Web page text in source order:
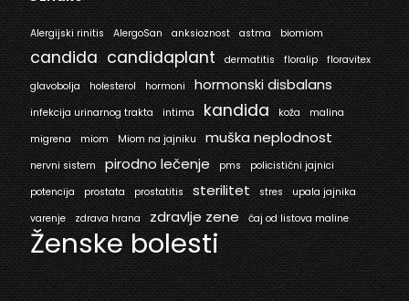
Alergijski rinitis AlergoSan anksioznost astma biomiom
candida candidaplant dermatitis floralip
floravitex
glavobolja
holesterol hormoni hormonski disbalans
infekcija urinarnog trakta intima kandida koža
malina
migrena
miom Miom na jajniku muška neplodnost
nervni sistem pirodno lečenje pms
policistični jajnici
potencija
prostata prostatitis sterilitet stres
upala jajnika
varenje
zdrava hrana zdravlje zene čaj od listova maline
Ženske bolesti